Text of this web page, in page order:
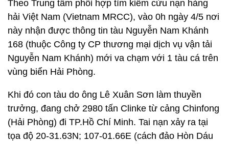
Theo Trung tâm phối hợp tìm kiếm cứu nạn hàng
hải Việt Nam (Vietnam MRCC), vào 0h ngày 4/5 nơi
này nhận được thông tin tàu Nguyễn Nam Khánh
168 (thuộc Công ty CP thương mại dịch vụ vận tải
Nguyễn Nam Khánh) mới va chạm với 1 tàu cá trên
vùng biển Hải Phòng.
Khi đó con tàu do ông Lê Xuân Sơn làm thuyền
trưởng, đang chở 2980 tấn Clinke từ cảng Chinfong
(Hải Phòng) đi TP.Hồ Chí Minh. Tai nạn xảy ra tại
tọa độ 20-31.63N; 107-01.66E (cách đảo Hòn Dáu